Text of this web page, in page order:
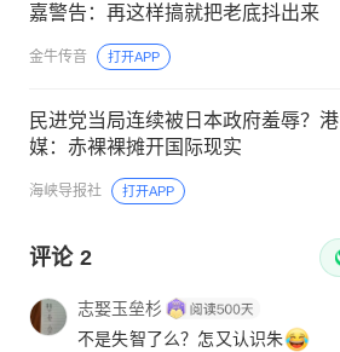
嘉警告：再这样搞就把老底抖出来
金牛传音 打开APP
民进党当局连续被日本政府羞辱？港
媒：赤裸裸摊开国际现实
海峡导报社 打开APP
评论 2
志娶玉垒杉
不是失智了么？怎又认识朱